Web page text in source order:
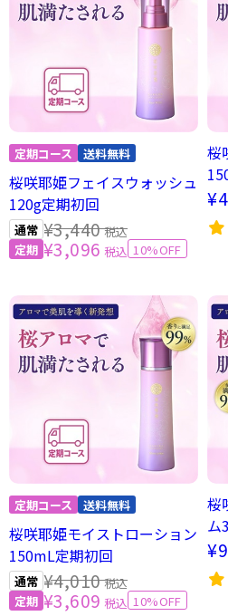
桜咲耶姫フェイスウォッシュ
120g定期初回
¥3,096 税込 10%OFF
¥3,440税込
桜
桜咲耶姫モイストローション
150mL定期初回
¥3,609 税込 10%OFF
¥4,010税込
桜
ム